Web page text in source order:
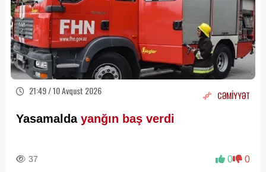
21:49 / 10 Avqust 2026 CƏMİYYƏT
Yasamaldayanğın baş verdi
37 0 0